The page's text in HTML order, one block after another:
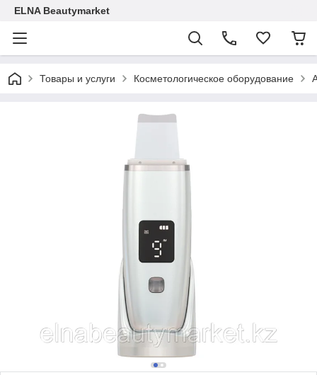
ELNA Beautymarket
Товары и услуги Косметологическое оборудование